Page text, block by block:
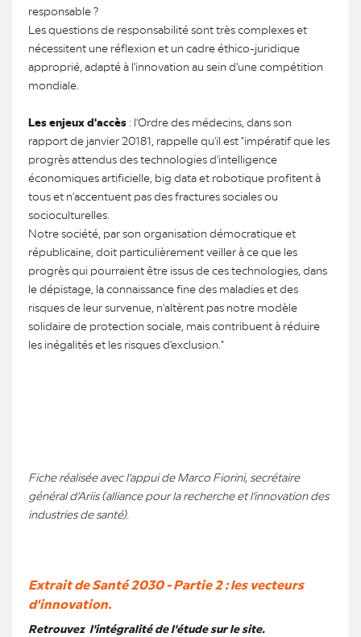
responsable ?
Les questions de responsabilité sont très complexes et
nécessitent une réflexion et un cadre éthico-juridique
approprié, adapté à l'innovation au sein d'une compétition
mondiale.
Les enjeux d'accès : l'Ordre des médecins, dans son
rapport de janvier 20181, rappelle qu'il est "impératif que les
progrès attendus des technologies d'intelligence
économiques artificielle, big data et robotique profitent à
tous et n'accentuent pas des fractures sociales ou
socioculturelles.
Notre société, par son organisation démocratique et
républicaine, doit particulièrement veiller à ce que les
progrès qui pourraient être issus de ces technologies, dans
le dépistage, la connaissance fine des maladies et des
risques de leur survenue, n'altèrent pas notre modèle
solidaire de protection sociale, mais contribuent à réduire
les inégalités et les risques d'exclusion."
Fiche réalisée avec l'appui de Marco Fiorini, secrétaire
général d'Ariis (alliance pour la recherche et l'innovation des
industries de santé).
Extrait de Santé 2030 - Partie 2 : les vecteurs
d'innovation.
Retrouvez l'intégralité de l'étude sur le site.